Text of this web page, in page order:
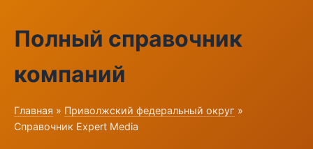
Полный справочник
компаний
Главная » Приволжский федеральный округ »
Справочник Expert Media